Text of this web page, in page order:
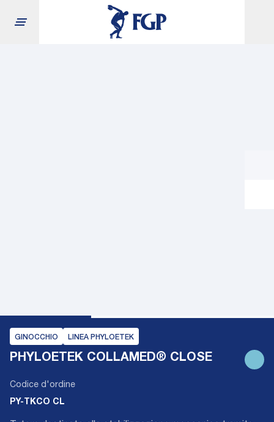
GINOCCHIO LINEA PHYLOETEK
PHYLOETEK COLLAMED® CLOSE
Codice d'ordine
PY-TKCO CL